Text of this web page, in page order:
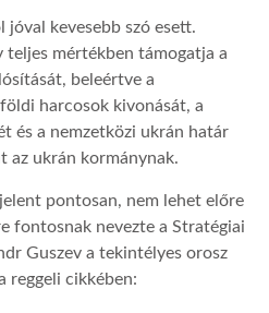
kevesebb szó esett.
teljes mértékben támogatja a
beleértve a
harcosok kivonását, a
és a nemzetközi ukrán határ
az ukrán kormánynak.
pontosan, nem lehet előre
fontosnak nevezte a Stratégiai
Guszev a tekintélyes orosz
reggeli cikkében: